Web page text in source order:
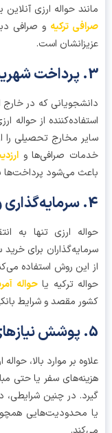
حواله ارزی آنلاین یا
ترکیهو صرافی دبی)
است.
که در خارج از
از حواله ارزی
مخارج تحصیلی را از
صرافی‌ها و
می‌شود پرداخت‌ها به
ارزی تنها به
برای خرید
روش استفاده می‌کنند.
ترکیه یاحواله آمریکا
مقصد و شرایط بانکی
بر موارد بالا، حواله
سفر یا حتی
در چنین شرایطی،
محدودیت‌هایی همچون